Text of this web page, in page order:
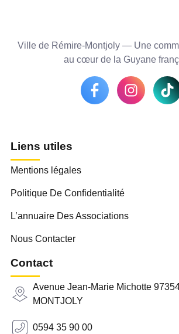
Ville de Rémire-Montjoly — Une
au cœur de la Guyane
Liens utiles
Mentions légales
Politique De Confidentialité
L’annuaire Des Associations
Nous Contacter
Contact
Avenue Jean-Marie Michotte
MONTJOLY
0594 35 90 00